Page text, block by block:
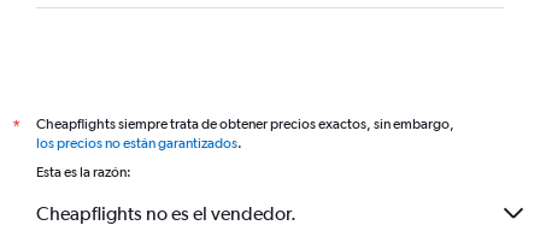
*
Cheapflights siempre trata de obtener precios exactos, sin embargo,
los precios no están garantizados.
Esta es la razón:
Cheapflights no es el vendedor.